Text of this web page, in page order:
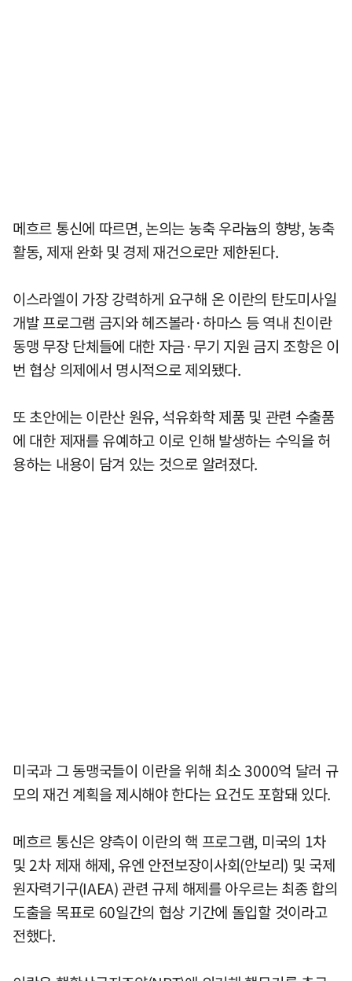
메흐르 통신에 따르면, 논의는 농축 우라늄의 향방, 농축
활동, 제재 완화 및 경제 재건으로만 제한된다.
이스라엘이 가장 강력하게 요구해 온 이란의 탄도미사일
개발 프로그램 금지와 헤즈볼라·하마스 등 역내 친이란
동맹 무장 단체들에 대한 자금·무기 지원 금지 조항은 이
번 협상 의제에서 명시적으로 제외됐다.
또 초안에는 이란산 원유, 석유화학 제품 및 관련 수출품
에 대한 제재를 유예하고 이로 인해 발생하는 수익을 허
용하는 내용이 담겨 있는 것으로 알려졌다.
미국과 그 동맹국들이 이란을 위해 최소 3000억 달러 규
모의 재건 계획을 제시해야 한다는 요건도 포함돼 있다.
메흐르 통신은 양측이 이란의 핵 프로그램, 미국의 1차
및 2차 제재 해제, 유엔 안전보장이사회(안보리) 및 국제
원자력기구(IAEA) 관련 규제 해제를 아우르는 최종 합의
도출을 목표로 60일간의 협상 기간에 돌입할 것이라고
전했다.